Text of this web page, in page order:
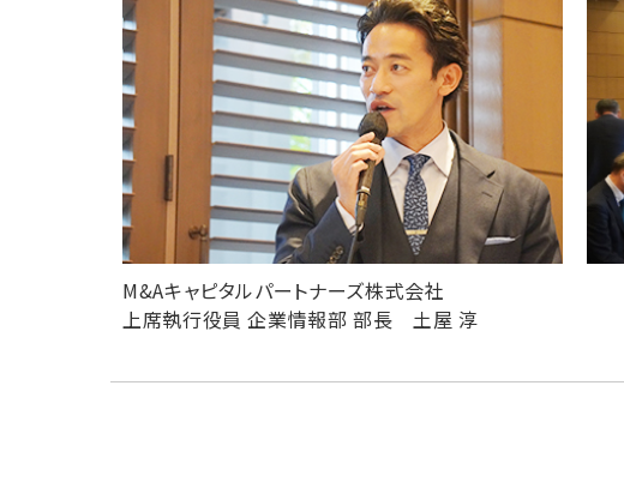
M&Aキャピタルパートナーズ株式会社
上席執行役員 企業情報部 部長 土屋 淳